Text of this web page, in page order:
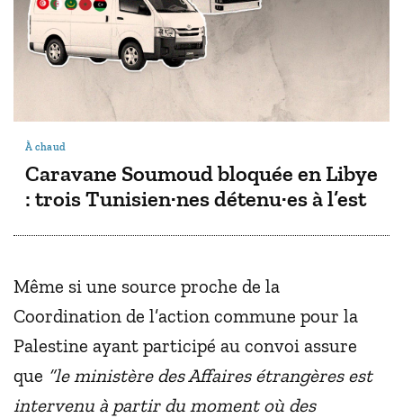
À chaud
Caravane Soumoud bloquée en Libye
: trois Tunisien·nes détenu·es à l’est
Même si une source proche de la
Coordination de l’action commune pour la
Palestine ayant participé au convoi assure
que “le ministère des Affaires étrangères est
intervenu à partir du moment où des